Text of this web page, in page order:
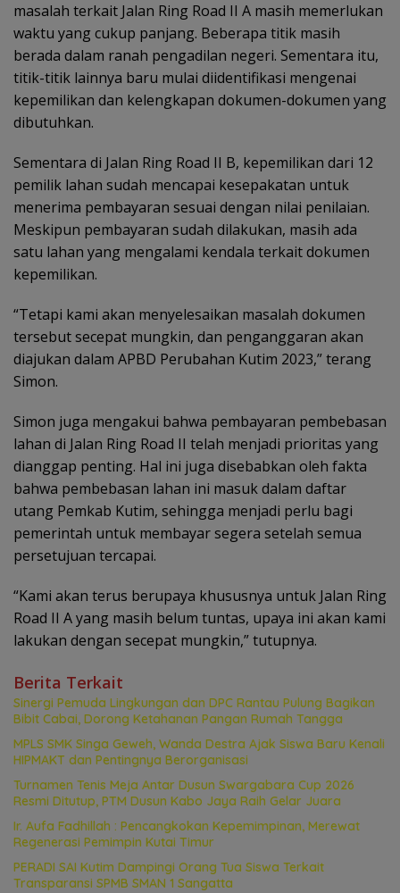
masalah terkait Jalan Ring Road II A masih memerlukan
waktu yang cukup panjang. Beberapa titik masih
berada dalam ranah pengadilan negeri. Sementara itu,
titik-titik lainnya baru mulai diidentifikasi mengenai
kepemilikan dan kelengkapan dokumen-dokumen yang
dibutuhkan.
Sementara di Jalan Ring Road II B, kepemilikan dari 12
pemilik lahan sudah mencapai kesepakatan untuk
menerima pembayaran sesuai dengan nilai penilaian.
Meskipun pembayaran sudah dilakukan, masih ada
satu lahan yang mengalami kendala terkait dokumen
kepemilikan.
“Tetapi kami akan menyelesaikan masalah dokumen
tersebut secepat mungkin, dan penganggaran akan
diajukan dalam APBD Perubahan Kutim 2023,” terang
Simon.
Simon juga mengakui bahwa pembayaran pembebasan
lahan di Jalan Ring Road II telah menjadi prioritas yang
dianggap penting. Hal ini juga disebabkan oleh fakta
bahwa pembebasan lahan ini masuk dalam daftar
utang Pemkab Kutim, sehingga menjadi perlu bagi
pemerintah untuk membayar segera setelah semua
persetujuan tercapai.
“Kami akan terus berupaya khususnya untuk Jalan Ring
Road II A yang masih belum tuntas, upaya ini akan kami
lakukan dengan secepat mungkin,” tutupnya.
Berita Terkait
Sinergi Pemuda Lingkungan dan DPC Rantau Pulung Bagikan
Bibit Cabai, Dorong Ketahanan Pangan Rumah Tangga
MPLS SMK Singa Geweh, Wanda Destra Ajak Siswa Baru Kenali
HIPMAKT dan Pentingnya Berorganisasi
Turnamen Tenis Meja Antar Dusun Swargabara Cup 2026
Resmi Ditutup, PTM Dusun Kabo Jaya Raih Gelar Juara
Ir. Aufa Fadhillah : Pencangkokan Kepemimpinan, Merewat
Regenerasi Pemimpin Kutai Timur
PERADI SAI Kutim Dampingi Orang Tua Siswa Terkait
Transparansi SPMB SMAN 1 Sangatta